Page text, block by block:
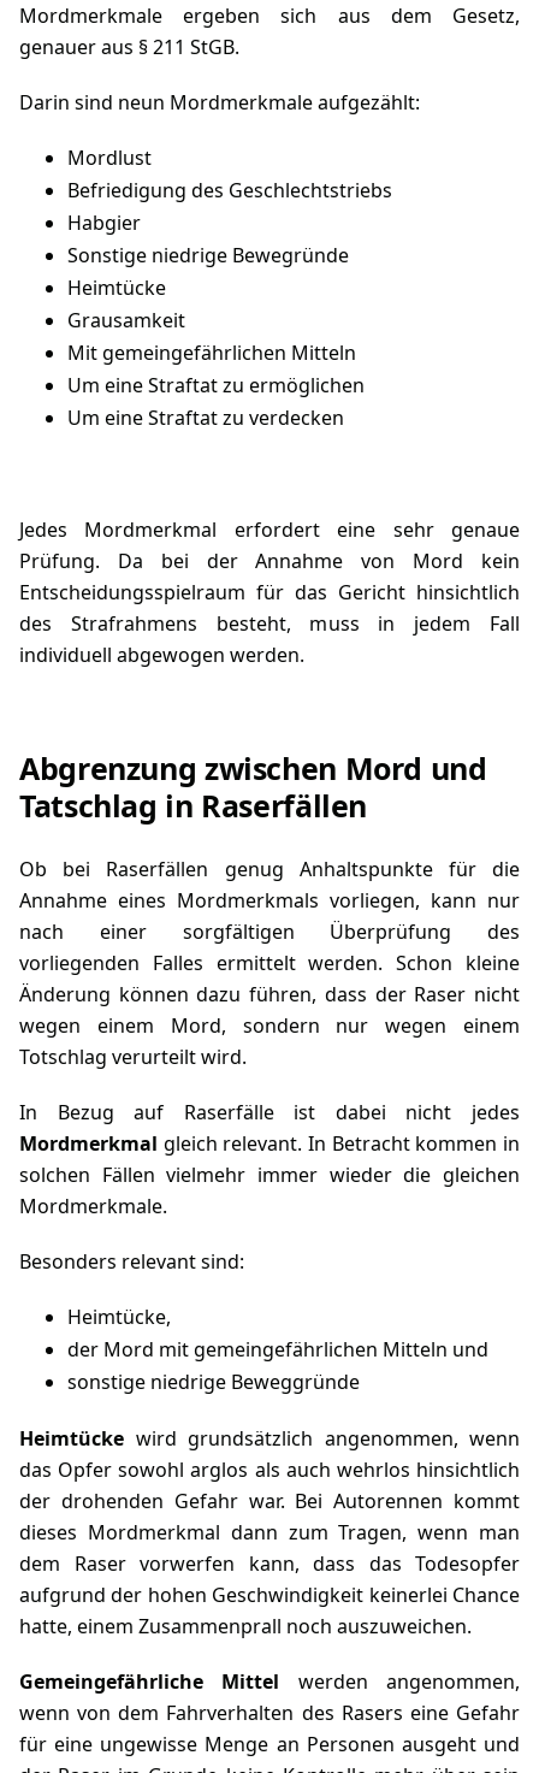
Mordmerkmale ergeben sich aus dem Gesetz,
genauer aus § 211 StGB.
Darin sind neun Mordmerkmale aufgezählt:
Mordlust
Befriedigung des Geschlechtstriebs
Habgier
Sonstige niedrige Bewegründe
Heimtücke
Grausamkeit
Mit gemeingefährlichen Mitteln
Um eine Straftat zu ermöglichen
Um eine Straftat zu verdecken
Jedes Mordmerkmal erfordert eine sehr genaue
Prüfung. Da bei der Annahme von Mord kein
Entscheidungsspielraum für das Gericht hinsichtlich
des Strafrahmens besteht, muss in jedem Fall
individuell abgewogen werden.
Abgrenzung zwischen Mord und
Tatschlag in Raserfällen
Ob bei Raserfällen genug Anhaltspunkte für die
Annahme eines Mordmerkmals vorliegen, kann nur
nach einer sorgfältigen Überprüfung des
vorliegenden Falles ermittelt werden. Schon kleine
Änderung können dazu führen, dass der Raser nicht
wegen einem Mord, sondern nur wegen einem
Totschlag verurteilt wird.
In Bezug auf Raserfälle ist dabei nicht jedes
Mordmerkmal gleich relevant. In Betracht kommen in
solchen Fällen vielmehr immer wieder die gleichen
Mordmerkmale.
Besonders relevant sind:
Heimtücke,
der Mord mit gemeingefährlichen Mitteln und
sonstige niedrige Beweggründe
Heimtücke wird grundsätzlich angenommen, wenn
das Opfer sowohl arglos als auch wehrlos hinsichtlich
der drohenden Gefahr war. Bei Autorennen kommt
dieses Mordmerkmal dann zum Tragen, wenn man
dem Raser vorwerfen kann, dass das Todesopfer
aufgrund der hohen Geschwindigkeit keinerlei Chance
hatte, einem Zusammenprall noch auszuweichen.
Gemeingefährliche Mittel werden angenommen,
wenn von dem Fahrverhalten des Rasers eine Gefahr
für eine ungewisse Menge an Personen ausgeht und